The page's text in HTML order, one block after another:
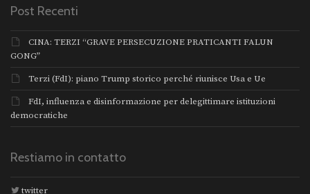
Post Recenti
CINA: TERZI “GRAVE PERSECUZIONE PRATICANTI FALUN
GONG”
Terzi (FdI): piano Trump storico perché riunisce Usa e Ue
FdI, influenza e disinformazione per delegittimare istituzioni
democratiche
Restiamo in contatto
twitter